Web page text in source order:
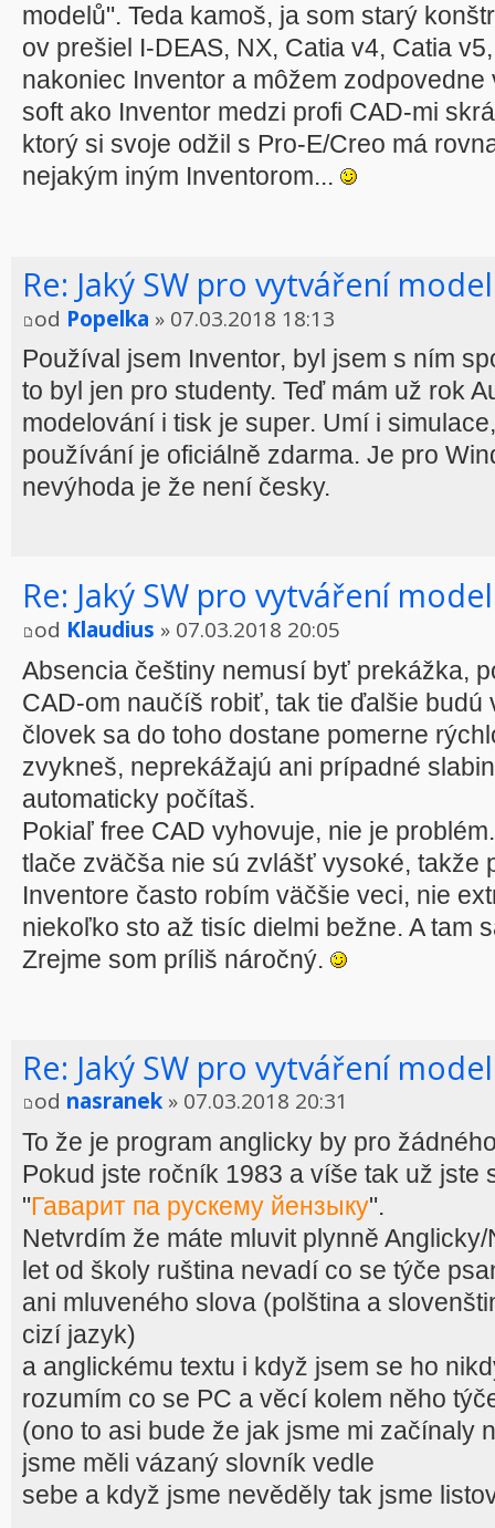
modelů". Teda kamoš, ja som starý
ov prešiel I-DEAS, NX, Catia v4, Catia
nakoniec Inventor a môžem
soft ako Inventor medzi profi CAD-mi
ktorý si svoje odžil s Pro-E/Creo má
nejakým iným Inventorom...
Re: Jaký SW pro vytváření
od Popelka » 07.03.2018 18:13
Používal jsem Inventor, byl jsem s ním
to byl jen pro studenty. Teď mám už rok
modelování i tisk je super. Umí i
používání je oficiálně zdarma. Je pro
nevýhoda je že není česky.
Re: Jaký SW pro vytváření
od Klaudius » 07.03.2018 20:05
Absencia češtiny nemusí byť prekážka,
CAD-om naučíš robiť, tak tie ďalšie budú
človek sa do toho dostane pomerne
zvykneš, neprekážajú ani prípadné
automaticky počítaš.
Pokiaľ free CAD vyhovuje, nie je
tlače zväčša nie sú zvlášť vysoké, takže
Inventore často robím väčšie veci, nie
niekoľko sto až tisíc dielmi bežne. A tam
Zrejme som príliš náročný.
Re: Jaký SW pro vytváření
od nasranek » 07.03.2018 20:31
To že je program anglicky by pro
Pokud jste ročník 1983 a víše tak už jste
"Гаварит па рускему йензыку".
Netvrdím že máte mluvit plynně
let od školy ruština nevadí co se týče
ani mluveného slova (polština a
cizí jazyk)
a anglickému textu i když jsem se ho
rozumím co se PC a věcí kolem něho
(ono to asi bude že jak jsme mi začínaly
jsme měli vázaný slovník vedle
sebe a když jsme nevěděly tak jsme